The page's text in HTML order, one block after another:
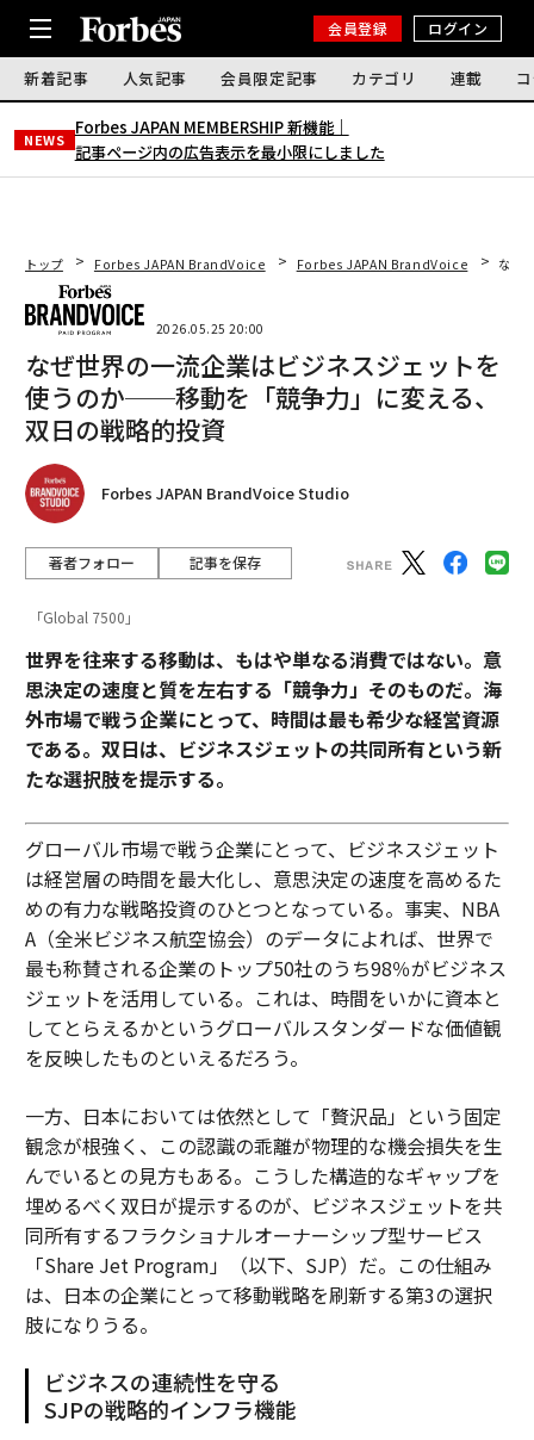
会員登録 ログイン
新着記事 人気記事 会員限定記事 カテゴリ 連載
NEWS
Forbes JAPAN MEMBERSHIP 新機能｜
記事ページ内の広告表示を最小限にしました
トップ Forbes JAPAN BrandVoice Forbes JAPAN BrandVoice なぜ
2026.05.25 20:00
なぜ世界の一流企業はビジネスジェットを
使うのか──移動を「競争力」に変える、
双日の戦略的投資
Forbes JAPAN BrandVoice Studio
著者フォロー 記事を保存
「Global 7500」
世界を往来する移動は、もはや単なる消費ではない。意
思決定の速度と質を左右する「競争力」そのものだ。海
外市場で戦う企業にとって、時間は最も希少な経営資源
である。双日は、ビジネスジェットの共同所有という新
たな選択肢を提示する。
グローバル市場で戦う企業にとって、ビジネスジェット
は経営層の時間を最大化し、意思決定の速度を高めるた
めの有力な戦略投資のひとつとなっている。事実、NBA
A（全米ビジネス航空協会）のデータによれば、世界で
最も称賛される企業のトップ50社のうち98％がビジネス
ジェットを活用している。これは、時間をいかに資本と
してとらえるかというグローバルスタンダードな価値観
を反映したものといえるだろう。
一方、日本においては依然として「贅沢品」という固定
観念が根強く、この認識の乖離が物理的な機会損失を生
んでいるとの見方もある。こうした構造的なギャップを
埋めるべく双日が提示するのが、ビジネスジェットを共
同所有するフラクショナルオーナーシップ型サービス
「Share Jet Program」（以下、SJP）だ。この仕組み
は、日本の企業にとって移動戦略を刷新する第3の選択
肢になりうる。
ビジネスの連続性を守る
SJPの戦略的インフラ機能